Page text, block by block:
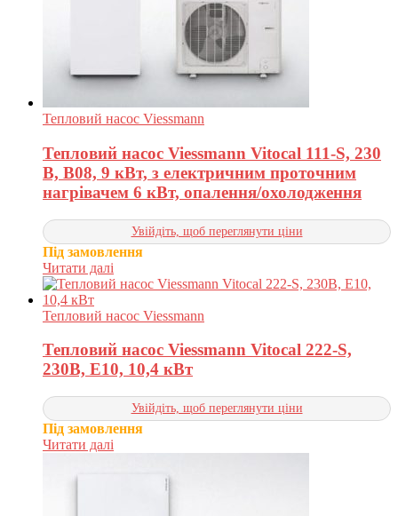
Тепловий насос Viessmann
Тепловий насос Viessmann Vitocal 111-S, 230
В, B08, 9 кВт, з електричним проточним
нагрівачем 6 кВт, опалення/охолодження
Увійдіть, щоб переглянути ціни
Під замовлення
Читати далі
Тепловий насос Viessmann
Тепловий насос Viessmann Vitocal 222-S,
230В, E10, 10,4 кВт
Увійдіть, щоб переглянути ціни
Під замовлення
Читати далі